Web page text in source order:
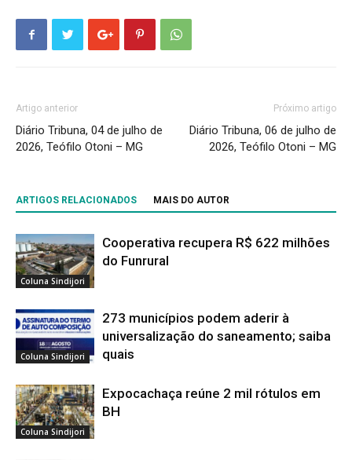
Artigo anterior
Diário Tribuna, 04 de julho de
2026, Teófilo Otoni – MG
Próximo artigo
Diário Tribuna, 06 de julho de
2026, Teófilo Otoni – MG
ARTIGOS RELACIONADOS MAIS DO AUTOR
Coluna Sindijori
Cooperativa recupera R$ 622 milhões
do Funrural
Coluna Sindijori
273 municípios podem aderir à
universalização do saneamento; saiba
quais
Coluna Sindijori
Expocachaça reúne 2 mil rótulos em
BH